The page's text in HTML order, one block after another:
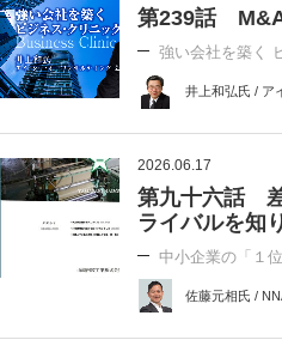
第239話
強い会社を築く
井上和弘氏 / ア
2026.06.17
第九十六話
ライバルを知
中小企業の「１
佐藤元相氏 /